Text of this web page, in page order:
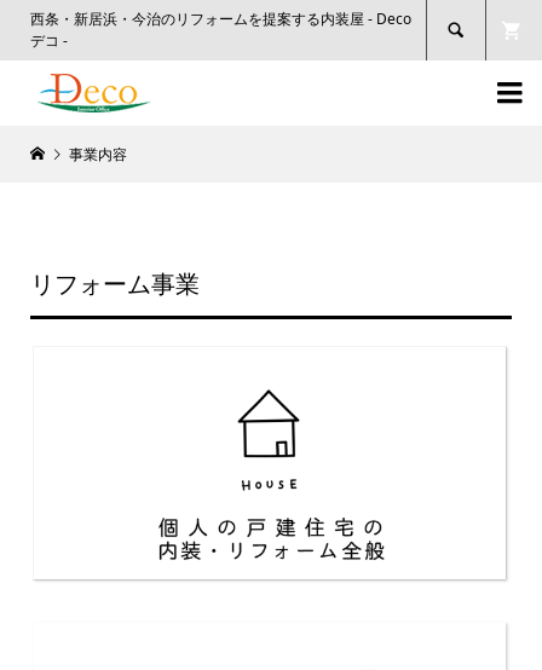
西条・新居浜・今治のリフォームを提案する内装屋 - Deco
デコ -


事業内容
リフォーム事業